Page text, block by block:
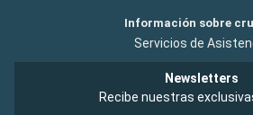
Información sobre
Servicios de
Newsletters
Recibe nuestras